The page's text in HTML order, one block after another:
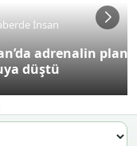
İnsan
adrenalin planı
düştü